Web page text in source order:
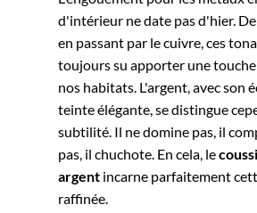
d'intérieur ne date pas d'hier.
en passant par le cuivre, ces
toujours su apporter une
nos habitats. L'argent, avec son
teinte élégante, se distingue
subtilité. Il ne domine pas, il
pas, il chuchote. En cela, le
argent incarne parfaitement
raffinée.